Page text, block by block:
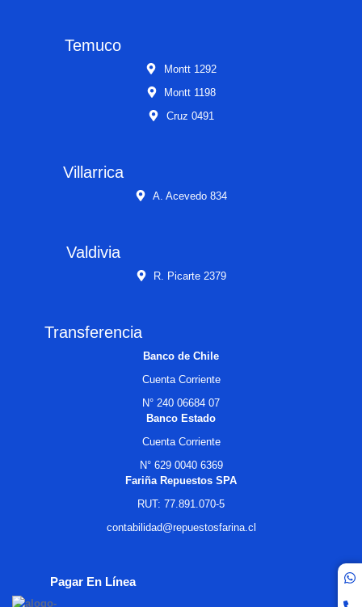
Temuco
Montt 1292
Montt 1198
Cruz 0491
Villarrica
A. Acevedo 834
Valdivia
R. Picarte 2379
Transferencia
Banco de Chile
Cuenta Corriente
N° 240 06684 07
Banco Estado
Cuenta Corriente
N° 629 0040 6369
Fariña Repuestos SPA
RUT: 77.891.070-5
contabilidad@repuestosfarina.cl
Pagar En Línea